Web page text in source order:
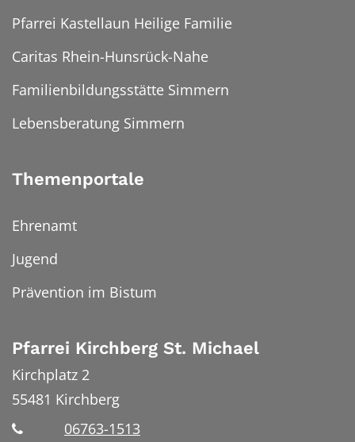
Pfarrei Kastellaun Heilige Familie
Caritas Rhein-Hunsrück-Nahe
Familienbildungsstätte Simmern
Lebensberatung Simmern
Themenportale
Ehrenamt
Jugend
Prävention im Bistum
Pfarrei Kirchberg St. Michael
Kirchplatz 2
55481 Kirchberg
06763-1513